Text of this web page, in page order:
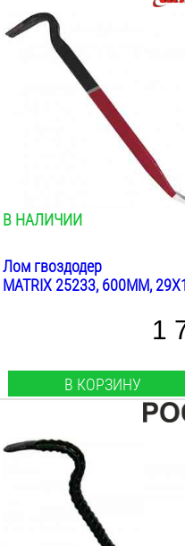
В НАЛИЧИИ
Лом гвоздодер
MATRIX 25233, 600ММ,
1
В КОРЗИНУ